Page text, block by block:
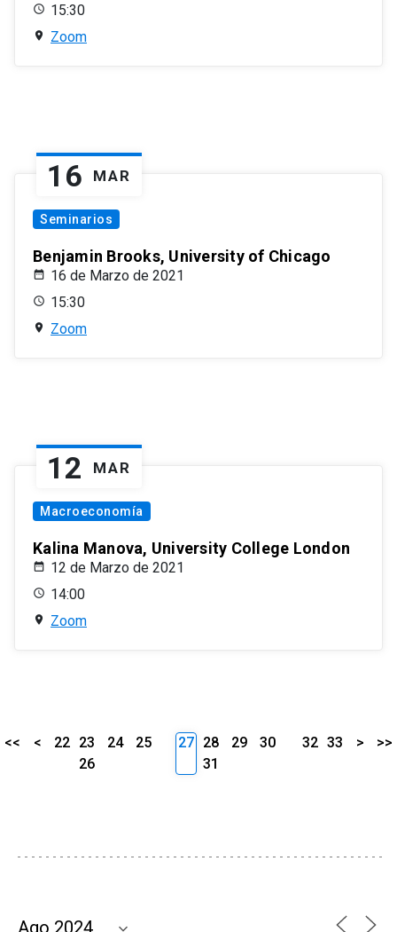
15:30
Zoom
16 MAR
Seminarios
Benjamin Brooks, University of Chicago
16 de Marzo de 2021
15:30
Zoom
12 MAR
Macroeconomía
Kalina Manova, University College London
12 de Marzo de 2021
14:00
Zoom
<< < 22 23 24
25
26
27 28 29
30
31
32 33 > >>